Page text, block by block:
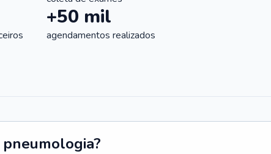
+50 mil
agendamentos realizados